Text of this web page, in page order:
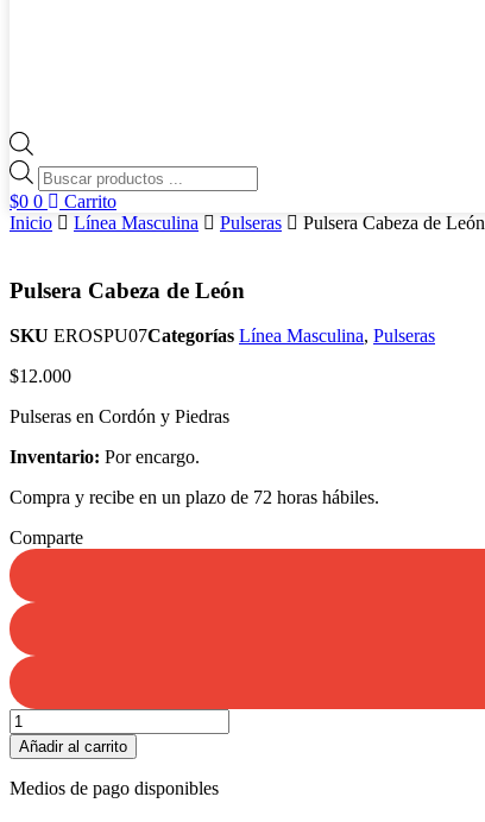
Búsqueda
de
productos
$0 0
Carrito
Inicio
Línea Masculina Pulseras Pulsera Cabeza de León
Pulsera Cabeza de León
SKU EROSPU07Categorías Línea Masculina, Pulseras
$12.000
Pulseras en Cordón y Piedras
Inventario: Por encargo.
Compra y recibe en un plazo de 72 horas hábiles.
Comparte
Pulsera
Cabeza
de
León
Añadir al carrito
Medios de pago disponibles